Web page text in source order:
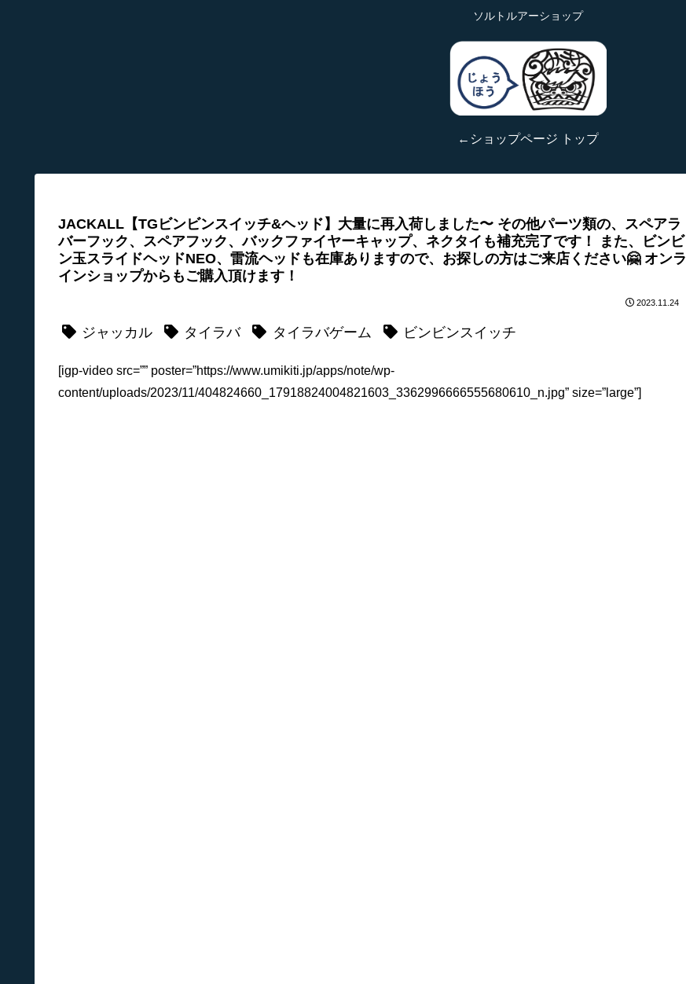
ソルトルアーショップ
←ショップページ トップ
JACKALL【TGビンビンスイッチ&ヘッド】大量に再入荷しました〜 その他パーツ類の、スペアラ
バーフック、スペアフック、バックファイヤーキャップ、ネクタイも補充完了です！ また、ビンビ
ン玉スライドヘッドNEO、雷流ヘッドも在庫ありますので、お探しの方はご来店ください🤗 オンラ
インショップからもご購入頂けます！
2023.11.24
ジャッカル タイラバ タイラバゲーム ビンビンスイッチ
[igp-video src=”” poster=”https://www.umikiti.jp/apps/note/wp-
content/uploads/2023/11/404824660_17918824004821603_3362996666555680610_n.jpg” size=”large”]